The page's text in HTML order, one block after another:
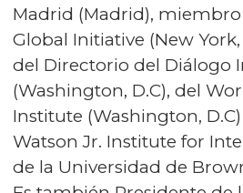
Madrid (Madrid),
Global Initiative (New
del Directorio del Diálogo
(Washington, D.C), del
Institute (Washington,
Watson Jr. Institute for
de la Universidad de